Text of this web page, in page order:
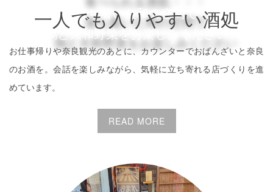
落ち着いた和の空間で
鶏と大和野菜をお楽しみください
一人でも入りやすい酒処
お仕事帰りや奈良観光のあとに、カウンターでおばんざいと奈良
のお酒を。会話を楽しみながら、気軽に立ち寄れる店づくりを進
めています。
READ MORE